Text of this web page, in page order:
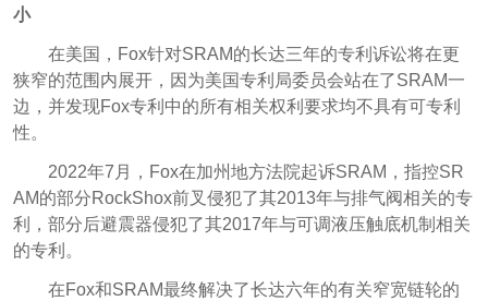
小
在美国，Fox针对SRAM的长达三年的专利诉讼将在更
狭窄的范围内展开，因为美国专利局委员会站在了SRAM一
边，并发现Fox专利中的所有相关权利要求均不具有可专利
性。
2022年7月，Fox在加州地方法院起诉SRAM，指控SR
AM的部分RockShox前叉侵犯了其2013年与排气阀相关的专
利，部分后避震器侵犯了其2017年与可调液压触底机制相关
的专利。
在Fox和SRAM最终解决了长达六年的有关窄宽链轮的